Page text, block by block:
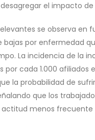
el impacto
se observa en
por enfermedad
La incidencia de la
por cada 1.000
la probabilidad de
que los
menos